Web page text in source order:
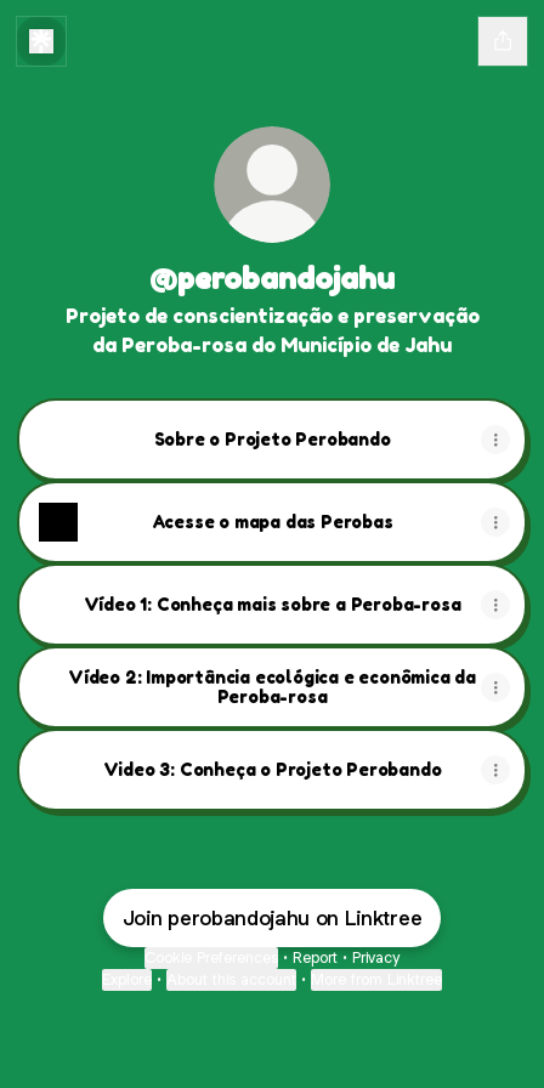
@perobandojahu
Projeto de conscientização e preservação
da Peroba-rosa do Município de Jahu
Sobre o Projeto Perobando
Acesse o mapa das Perobas
Vídeo 1: Conheça mais sobre a Peroba-rosa
Vídeo 2: Importância ecológica e econômica da
Peroba-rosa
Video 3: Conheça o Projeto Perobando
Join perobandojahu on Linktree
• Report • Privacy
• •